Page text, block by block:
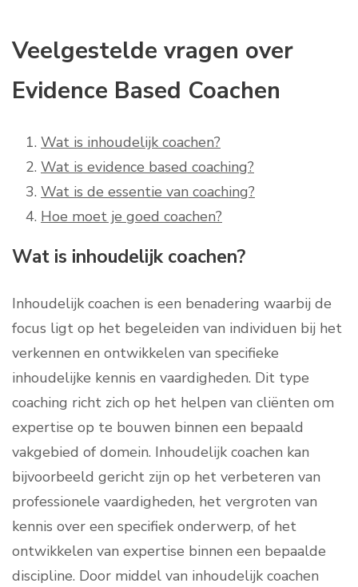
Veelgestelde vragen over
Evidence Based Coachen
Wat is inhoudelijk coachen?
Wat is evidence based coaching?
Wat is de essentie van coaching?
Hoe moet je goed coachen?
Wat is inhoudelijk coachen?
Inhoudelijk coachen is een benadering waarbij de
focus ligt op het begeleiden van individuen bij het
verkennen en ontwikkelen van specifieke
inhoudelijke kennis en vaardigheden. Dit type
coaching richt zich op het helpen van cliënten om
expertise op te bouwen binnen een bepaald
vakgebied of domein. Inhoudelijk coachen kan
bijvoorbeeld gericht zijn op het verbeteren van
professionele vaardigheden, het vergroten van
kennis over een specifiek onderwerp, of het
ontwikkelen van expertise binnen een bepaalde
discipline. Door middel van inhoudelijk coachen